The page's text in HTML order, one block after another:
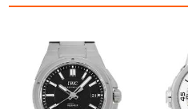
の掲載を控えております。
※当店では店頭販売も行っております為
間差で在庫切れになる場合がございます。
予めご了承くださいませ。
また、ご来店にてご購入を希望される
メールにてお問い合わせいただけますよ